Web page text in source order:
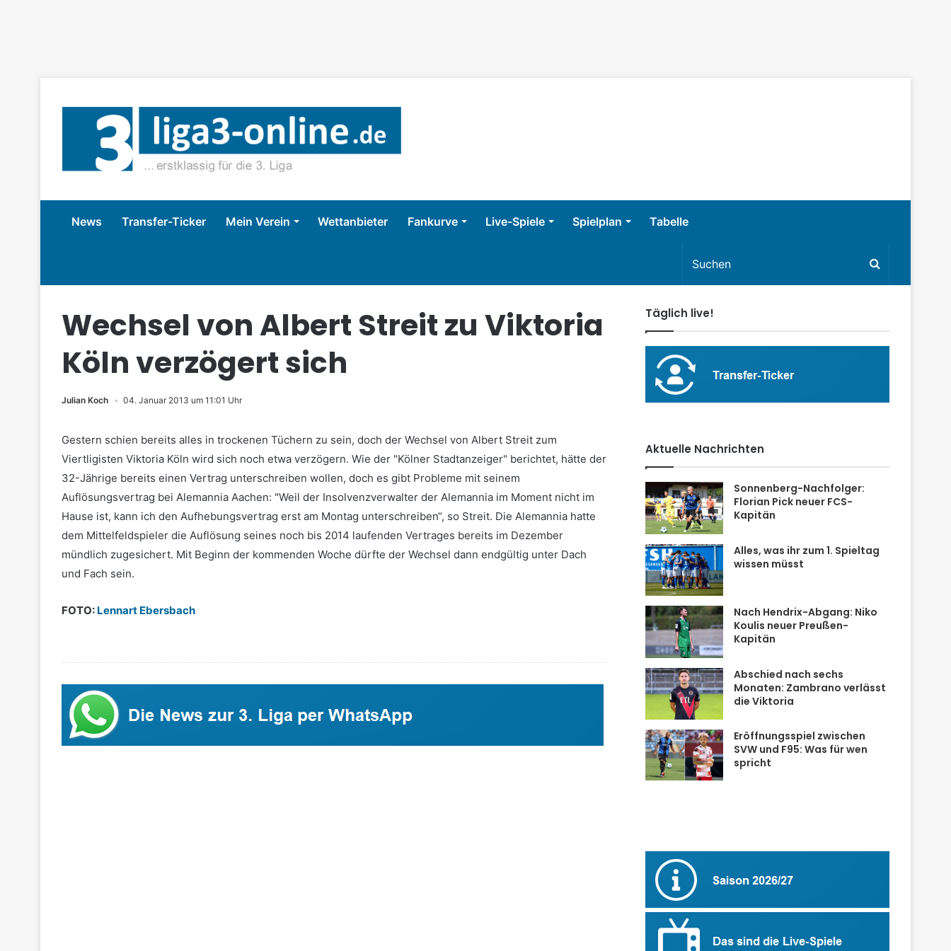
News Transfer-Ticker Mein Verein Wettanbieter Fankurve Live-Spiele Spielplan Tabelle
Wechsel von Albert Streit zu Viktoria
Köln verzögert sich
Julian Koch 04. Januar 2013 um 11:01 Uhr
Gestern schien bereits alles in trockenen Tüchern zu sein, doch der Wechsel von Albert Streit zum
Viertligisten Viktoria Köln wird sich noch etwa verzögern. Wie der "Kölner Stadtanzeiger" berichtet, hätte der
32-Jährige bereits einen Vertrag unterschreiben wollen, doch es gibt Probleme mit seinem
Auflösungsvertrag bei Alemannia Aachen: "Weil der Insolvenzverwalter der Alemannia im Moment nicht im
Hause ist, kann ich den Aufhebungsvertrag erst am Montag unterschreiben“, so Streit. Die Alemannia hatte
dem Mittelfeldspieler die Auflösung seines noch bis 2014 laufenden Vertrages bereits im Dezember
mündlich zugesichert. Mit Beginn der kommenden Woche dürfte der Wechsel dann endgültig unter Dach
und Fach sein.
FOTO: Lennart Ebersbach
Täglich live!
Aktuelle Nachrichten
Sonnenberg-Nachfolger:
Florian Pick neuer FCS-
Kapitän
Alles, was ihr zum 1. Spieltag
wissen müsst
Nach Hendrix-Abgang: Niko
Koulis neuer Preußen-
Kapitän
Abschied nach sechs
Monaten: Zambrano verlässt
die Viktoria
Eröffnungsspiel zwischen
SVW und F95: Was für wen
spricht